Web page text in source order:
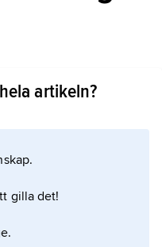
och svart
artikeln?
gilla det!